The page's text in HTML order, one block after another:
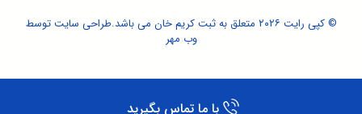
© کپی رایت ۲۰۲۶ متعلق به ثبت کریم خان می باشد. طراحی سایتتوسط
وب مهر
با ما تماس بگیرید